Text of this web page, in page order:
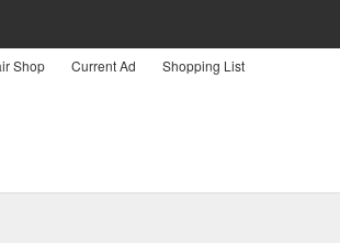
Shop Current Ad Shopping List